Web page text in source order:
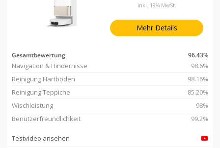
inkl. 19% MwSt.
Mehr Details
Gesamtbewertung 96.43%
Navigation & Hindernisse
98.6%
Reinigung Hartböden
98.16%
Reinigung Teppiche
85.20%
Wischleistung
98%
Benutzerfreundlichkeit
99.2%
Testvideo ansehen